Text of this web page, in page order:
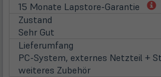
15 Monate Lapstore-Garantie
Zustand
Sehr Gut
Lieferumfang
PC-System, externes Netzteil +
weiteres Zubehör